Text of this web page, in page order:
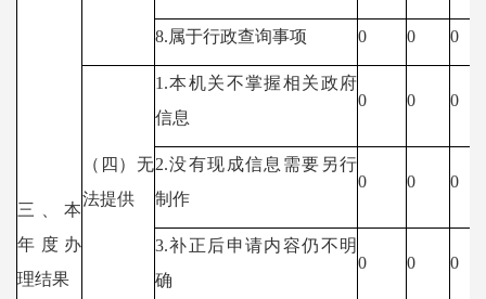
三、本
年度办
理结果
8.属于行政查询事项 0 0 0
（四）无
法提供
1.本机关不掌握相关政府
信息
0 0 0
2.没有现成信息需要另行
制作
0 0 0
3.补正后申请内容仍不明
确
0 0 0